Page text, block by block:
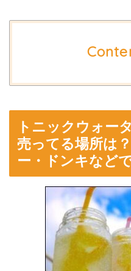
トニックウォー
売ってる場所は
ー・ドンキなど